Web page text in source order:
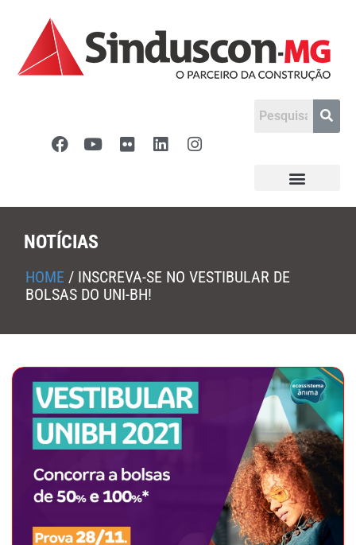
NOTÍCIAS
HOME / INSCREVA-SE NO VESTIBULAR DE
BOLSAS DO UNI-BH!